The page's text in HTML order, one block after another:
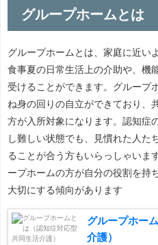
グループホームとは
グループホームとは、家庭に近い
食事夏の日常生活上の介助や、機
受けることができます。グループ
ね身の回りの自立ができており、
方が入所対象になります。認知症
し難しい状態でも、見慣れた人た
ることが合う方もいらっしゃいま
ープホームの方が自分の役割を持
大切にする傾向があります
グループホー
介護）